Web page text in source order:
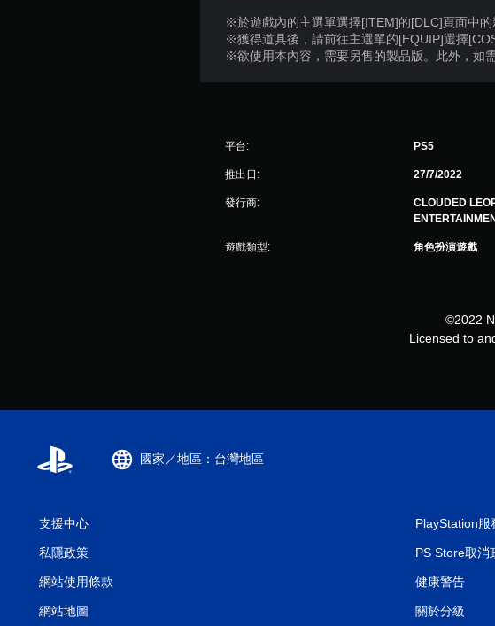
※於遊戲內的主選單選擇[ITEM]的[DLC]頁面中的
※獲得道具後，請前往主選單的[EQUIP]選擇
※欲使用本內容，需要另售的製品版。此外，如
平台: PS5
推出日: 27/7/2022
發行商:
CLOUDED
遊戲類型: 角色扮演遊戲
©2022
Licensed to
國家／地區：台灣地區
支援中心
私隱政策
網站使用條款
網站地圖
PlayStation服
PS Store取消
健康警告
關於分級